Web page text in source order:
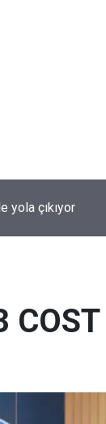
buluştu
COST